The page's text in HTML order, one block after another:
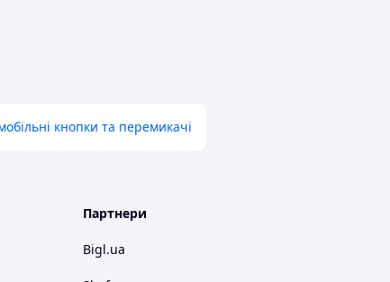
кнопки та перемикачі
Партнери
Bigl.ua